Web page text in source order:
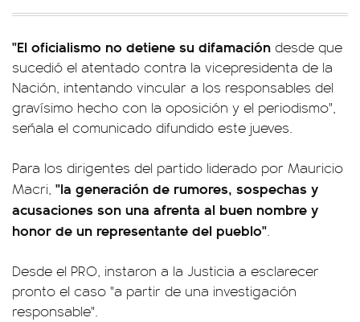
"El oficialismo no detiene su difamación desde que
sucedió el atentado contra la vicepresidenta de la
Nación, intentando vincular a los responsables del
gravísimo hecho con la oposición y el periodismo",
señala el comunicado difundido este jueves.
Para los dirigentes del partido liderado por Mauricio
Macri, "la generación de rumores, sospechas y
acusaciones son una afrenta al buen nombre y
honor de un representante del pueblo".
Desde el PRO, instaron a la Justicia a esclarecer
pronto el caso "a partir de una investigación
responsable".